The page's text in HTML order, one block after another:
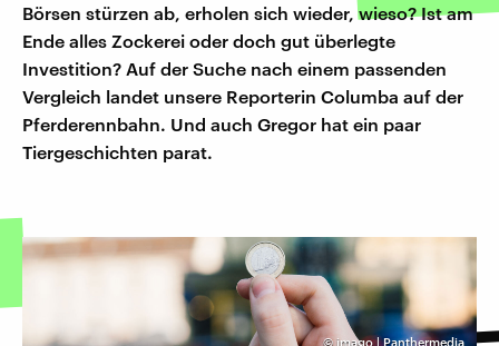
Börsen stürzen ab, erholen sich wieder, wieso? Ist am
Ende alles Zockerei oder doch gut überlegte
Investition? Auf der Suche nach einem passenden
Vergleich landet unsere Reporterin Columba auf der
Pferderennbahn. Und auch Gregor hat ein paar
Tiergeschichten parat.
© imago | Panthermedia